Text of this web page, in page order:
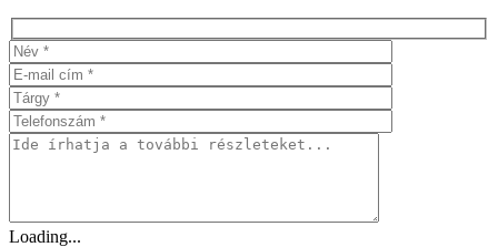
Loading...